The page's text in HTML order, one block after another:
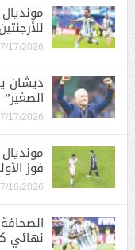
17/2026
ديشان
الصغير”
17/2026
فوز
16/2026
نهائي